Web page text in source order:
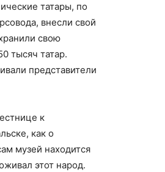
татары, по
внесли свой
свою
тысяч татар.
представители
к
как о
музей находится
этот народ.